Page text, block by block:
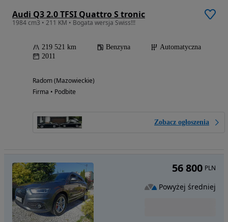
Audi Q3 2.0 TFSI Quattro S tronic
1984 cm3 • 211 KM • Bogata wersja Swiss!!!
219 521 km Benzyna
Automatyczna
2011
Radom (Mazowieckie)
Firma • Podbite
Zobacz ogłoszenia
56 800 PLN
Powyżej średniej